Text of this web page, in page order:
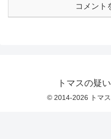
コメント
トマスの疑
© 2014-2026 トマ